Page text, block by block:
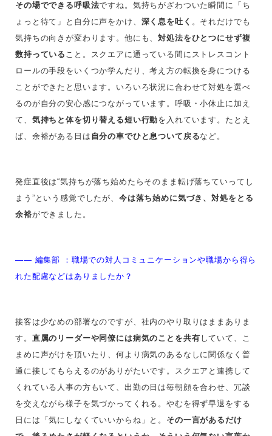
その場でできる呼吸法ですね。気持ちがざわついた瞬間に「ち
ょっと待て」と自分に声をかけ、 深く息を吐く 。それだけでも
気持ちの向きが変わります。他にも、対処法をひとつにせず複
数持っている こと。スクエアに通っている間にストレスコント
ロールの手段をいくつか学んだり、考え方の転換を身につける
ことができたと思います。いろいろ状況に合わせて対処を選べ
るのが自分の安心感につながっています。呼吸・小休止に加え
て、 気持ちと体を切り替える短い行動を入れています。たとえ
ば、余裕がある日は 自分の車でひと息ついて戻るなど。
発症直後は“気持ちが落ち始めたらそのまま転げ落ちていってし
まう”という感覚でしたが、 今は落ち始めに気づき、対処をとる
余裕ができました。
—— 編集部 ： 職場での対人コミュニケーションや職場から得ら
れた配慮などはありましたか？
接客は少なめの部署なのですが、社内のやり取りはままありま
す。 直属のリーダーや同僚には病気のことを共有 していて、こ
まめに声がけを頂いたり、何より病気のあるなしに関係なく普
通に接してもらえるのがありがたいです。スクエアと連携して
くれている人事の方もいて、出勤の日は毎朝顔を合わせ、冗談
を交えながら様子を気づかってくれる。やむを得ず早退をする
日には「気にしなくていいからね」と。 その一言があるだけ